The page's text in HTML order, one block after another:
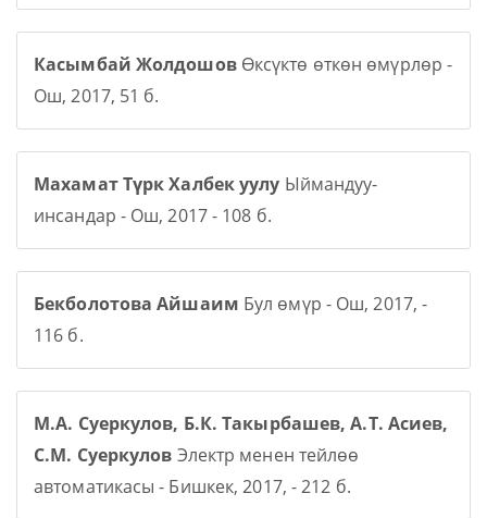
Касымбай Жолдошов Өксүктө өткөн өмүрлөр -
Ош, 2017, 51 б.
Махамат Түрк Халбек уулу Ыймандуу-
инсандар - Ош, 2017 - 108 б.
Бекболотова Айшаим Бул өмүр - Ош, 2017, -
116 б.
М.А. Суеркулов, Б.К. Такырбашев, А.Т. Асиев,
С.М. Суеркулов Электр менен тейлөө
автоматикасы - Бишкек, 2017, - 212 б.